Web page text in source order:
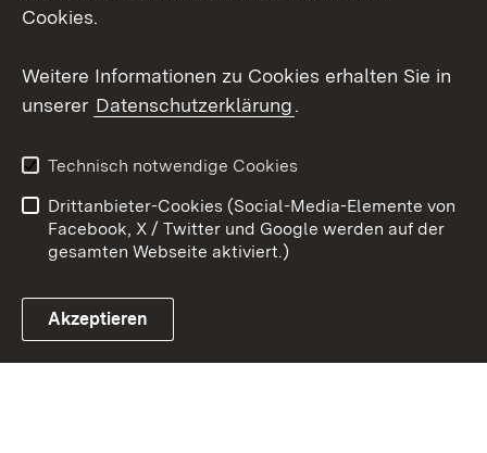
Link zum Landesportal
Datenschutz
Barrierefreiheit
Impressum
Cookies
Cookies.
Weitere Informationen zu Cookies erhalten Sie in
unserer Datenschutzerklärung.
Technisch notwendige Cookies
Drittanbieter-Cookies (Social-Media-Elemente von
Facebook, X / Twitter und Google werden auf der
gesamten Webseite aktiviert.)
Akzeptieren